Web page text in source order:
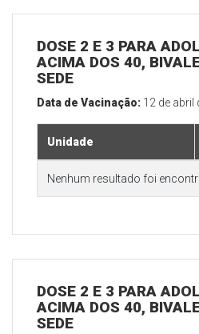
DOSE 2 E 3 PARA
ACIMA DOS 40,
SEDE
Data de Vacinação: 12 de abril
Unidade
Nenhum resultado foi
DOSE 2 E 3 PARA
ACIMA DOS 40,
SEDE